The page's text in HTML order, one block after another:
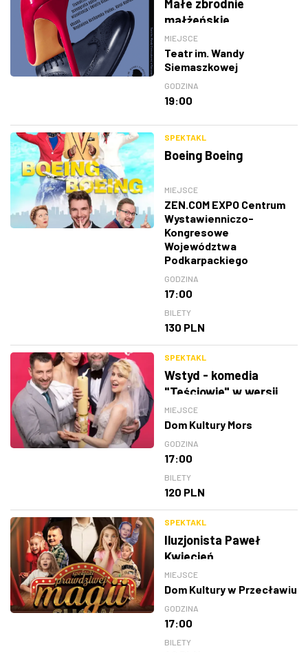
Małe zbrodnie
małżeńskie
MIEJSCE
Teatr im. Wandy
Siemaszkowej
GODZINA
19:00
SPEKTAKL
Boeing Boeing
MIEJSCE
ZEN.COM EXPO Centrum
Wystawienniczo-
Kongresowe
Województwa
Podkarpackiego
GODZINA
17:00
BILETY
130 PLN
SPEKTAKL
Wstyd - komedia
"Teściowie" w wersji
teatralnej
MIEJSCE
Dom Kultury Mors
GODZINA
17:00
BILETY
120 PLN
SPEKTAKL
Iluzjonista Paweł
Kwiecień
MIEJSCE
Dom Kultury w Przecławiu
GODZINA
17:00
BILETY